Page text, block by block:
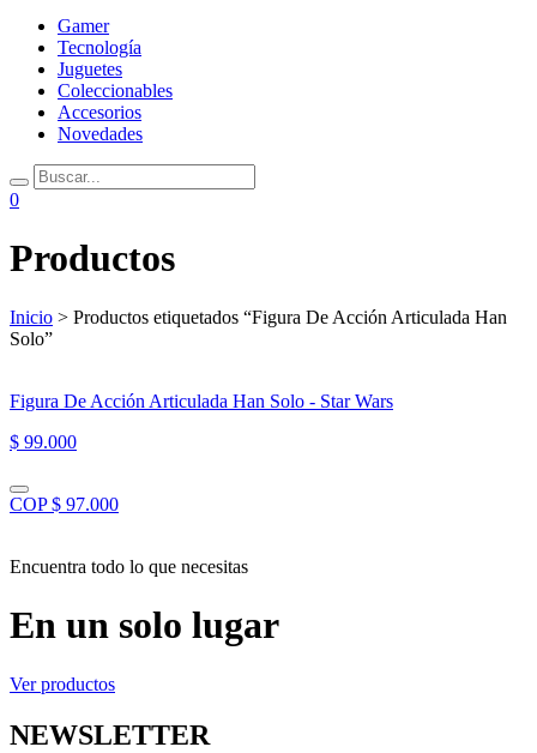
Gamer
Tecnología
Juguetes
Coleccionables
Accesorios
Novedades
0
Productos
Inicio > Productos etiquetados “Figura De Acción Articulada Han
Solo”
Figura De Acción Articulada Han Solo - Star Wars
$ 99.000
COP $ 97.000
Encuentra todo lo que necesitas
En un solo lugar
Ver productos
NEWSLETTER